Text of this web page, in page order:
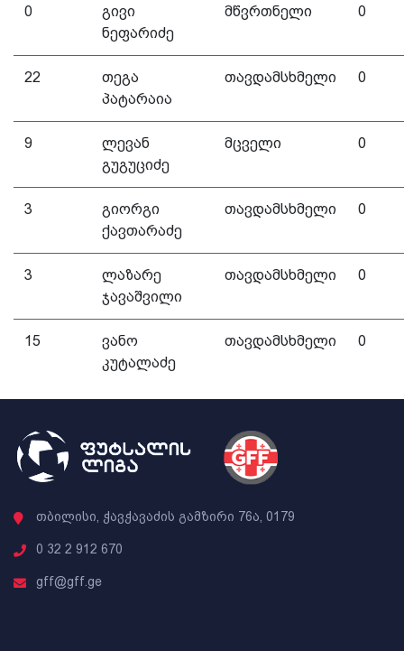
0
გივი
ნეფარიძე
მწვრთნელი 0
22
თეგა
პატარაია
თავდამსხმელი 0
9
ლევან
გუგუციძე
მცველი 0
3
გიორგი
ქავთარაძე
თავდამსხმელი 0
3
ლაზარე
ჯავაშვილი
თავდამსხმელი 0
15
ვანო
კუტალაძე
თავდამსხმელი 0
თბილისი, ჭავჭავაძის გამზირი 76ა, 0179
0 32 2 912 670
gff@gff.ge